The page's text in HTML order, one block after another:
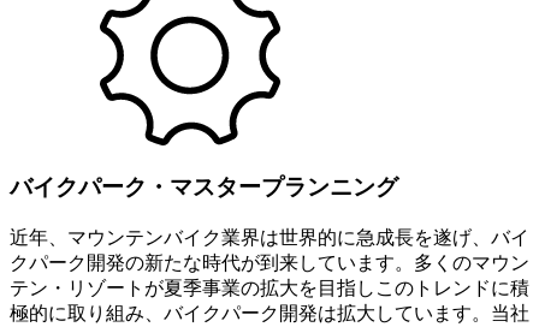
バイクパーク・マスタープランニング
近年、マウンテンバイク業界は世界的に急成長を遂げ、バイ
クパーク開発の新たな時代が到来しています。多くのマウン
テン・リゾートが夏季事業の拡大を目指しこのトレンドに積
極的に取り組み、バイクパーク開発は拡大しています。当社